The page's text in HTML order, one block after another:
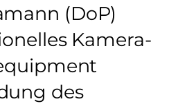
(DoP)
Kamera-
des